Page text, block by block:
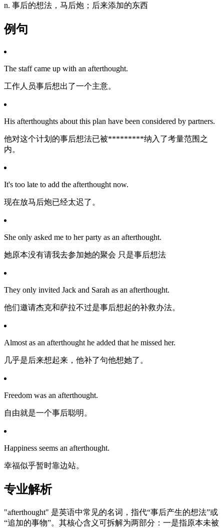
n. 事后的想法，马后炮；后来添加的东西
例句
The staff came up with an afterthought.
工作人员事后想出了一个主意。
His afterthoughts about this plan have been considered by partners.
他对这个计划的事后想法已被*********纳入了考量范围之
内。
It's too late to add the afterthought now.
现在放马后炮已经太迟了。
She only asked me to her party as an afterthought.
她原本没有请我去参加她的聚会 只是事后想法
They only invited Jack and Sarah as an afterthought.
他们邀请杰克和萨拉不过是事后想起的补救办法。
Almost as an afterthought he added that he missed her.
几乎是后来想起来，他补了句他想她了。
Freedom was an afterthought.
自由就是一个事后聪明。
Happiness seems an afterthought.
幸福似乎暂时靠边站。
专业解析
"afterthought" 是英语中常见的名词，指代“事后产生的想法”或
“追加的事物”。其核心含义可拆解为两部分：一是指原本未被